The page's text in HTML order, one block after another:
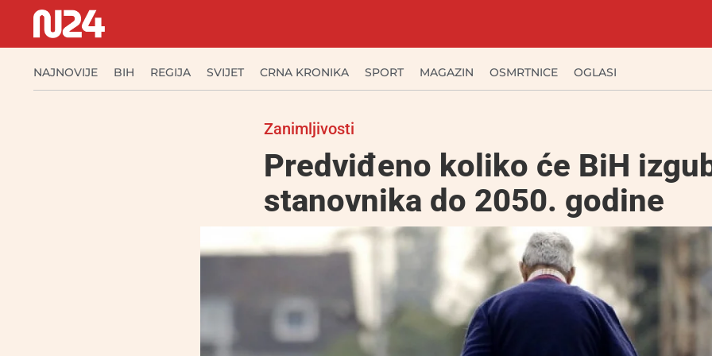
NAJNOVIJE BIH REGIJA SVIJET CRNA KRONIKA SPORT MAGAZIN OSMRTNICE OGLASI
Zanimljivosti
Predviđeno koliko će BiH
stanovnika do 2050. godine